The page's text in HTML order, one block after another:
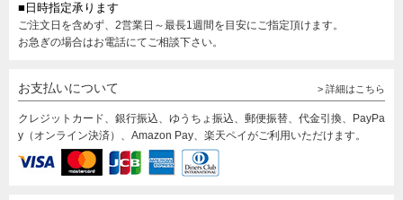
■日時指定承ります
ご注文日を含めず、2営業日～最長1週間を目安にご指定頂けます。
お急ぎの場合はお電話にてご相談下さい。
お支払いについて > 詳細はこちら
クレジットカード、銀行振込、ゆうちょ振込、郵便振替、代金引換、PayPa
y（オンライン決済）、Amazon Pay、楽天ペイがご利用いただけます。